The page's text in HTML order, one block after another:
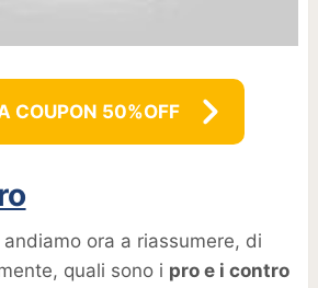
COUPON 50%OFF
ora a riassumere, di
quali sono i pro e i contro